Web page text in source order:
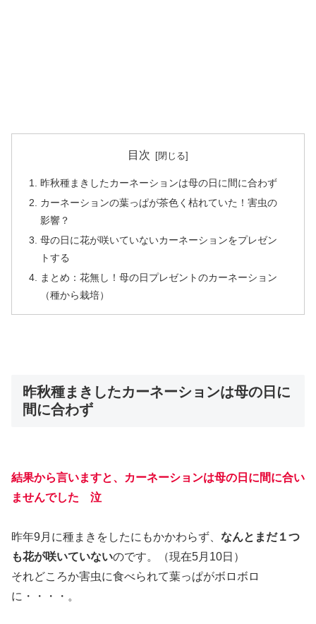
目次
昨秋種まきしたカーネーションは母の日に間に合わず
カーネーションの葉っぱが茶色く枯れていた！害虫の
影響？
母の日に花が咲いていないカーネーションをプレゼン
トする
まとめ：花無し！母の日プレゼントのカーネーション
（種から栽培）
昨秋種まきしたカーネーションは母の日に
間に合わず
結果から言いますと、カーネーションは母の日 に間に合い
ませんでした 泣
昨年9月に種まきをしたにもかかわらず、 なんとまだ１つ
も花が咲いていないのです。（現在5月10日）
それどころか害虫に食べられて葉っぱがボロボロ
に・・・・。